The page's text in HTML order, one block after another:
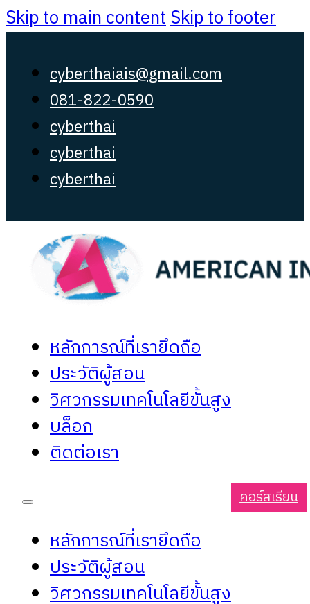
Skip to main contentSkip to footer
cyberthaiais@gmail.com
081-822-0590
cyberthai
cyberthai
cyberthai
หลักการณ์ที่เรายึดถือ
ประวัติผู้สอน
วิศวกรรมเทคโนโลยีขั้นสูง
บล็อก
ติดต่อเรา
หลักการณ์ที่เรายึดถือ
ประวัติผู้สอน
วิศวกรรมเทคโนโลยีขั้นสูง
คอร์สเรียน